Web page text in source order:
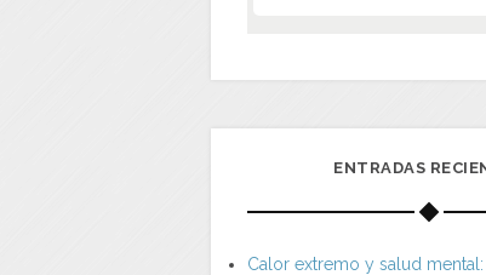
ENTRADAS
Calor extremo y salud